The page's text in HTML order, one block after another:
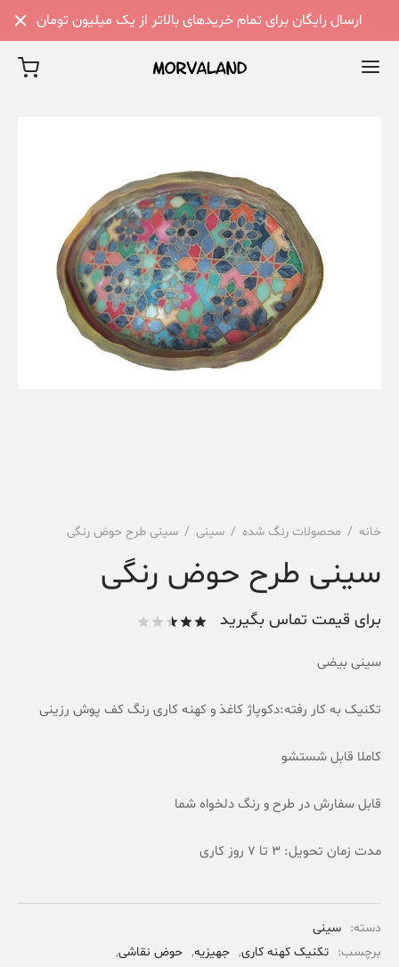
ارسال رایگان برای تمام خریدهای بالاتر از یک میلیون تومان
خانه / محصولات رنگ شده / سینی / سینی طرح حوض رنگی
سینی طرح حوض رنگی
برای قیمت تماس بگیرید
سینی بیضی
تکنیک به کار رفته:دکوپاژ کاغذ و کهنه کاری رنگ کف پوش رزینی
کاملا قابل شستشو
قابل سفارش در طرح و رنگ دلخواه شما
مدت زمان تحویل: 3 تا 7 روز کاری
دسته: سینی
برچسب: تکنیک کهنه کاری, جهیزیه, حوض نقاشی,